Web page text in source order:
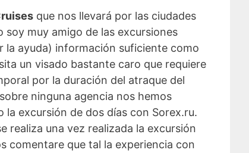
que nos llevará por las ciudades
soy muy amigo de las excursiones
la ayuda) información suficiente como
un visado bastante caro que requiere
por la duración del atraque del
ninguna agencia nos hemos
excursión de dos días con Sorex.ru.
realiza una vez realizada la excursión
comentare que tal la experiencia con